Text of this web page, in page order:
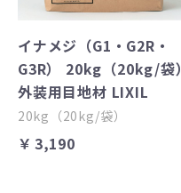
イナメジ（G1・G2R・
G3R） 20kg（20kg/袋）
外装用目地材 LIXIL
20kg（20kg/袋）
￥3,190